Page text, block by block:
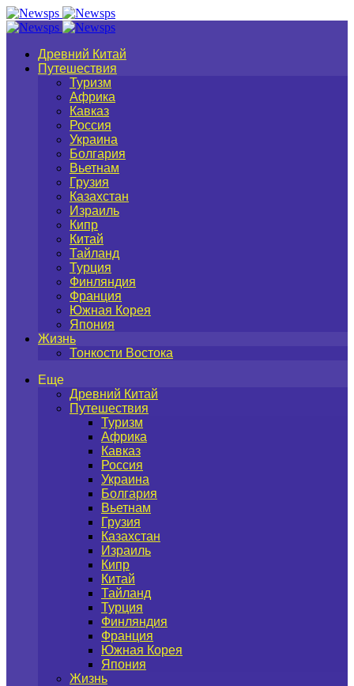
Древний Китай
Путешествия
Туризм
Африка
Кавказ
Россия
Украина
Болгария
Вьетнам
Грузия
Казахстан
Израиль
Кипр
Китай
Тайланд
Турция
Финляндия
Франция
Южная Корея
Япония
Жизнь
Тонкости Востока
Еще
Древний Китай
Путешествия
Туризм
Африка
Кавказ
Россия
Украина
Болгария
Вьетнам
Грузия
Казахстан
Израиль
Кипр
Китай
Тайланд
Турция
Финляндия
Франция
Южная Корея
Япония
Жизнь